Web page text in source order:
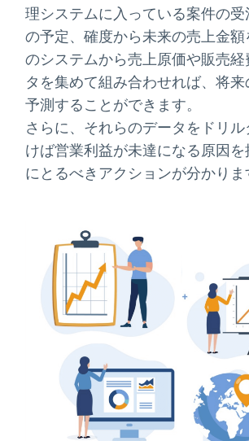
理システムに入っている案件の受
の予定、確度から未来の売上金
のシステムから売上原価や販売経
タを集めて組み合わせれば、将来
予測することができます。
さらに、それらのデータをドリ
けば営業利益が未達になる原因を
にとるべきアクションが分かりま